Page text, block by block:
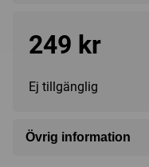
249 kr
Ej tillgänglig
Övrig information